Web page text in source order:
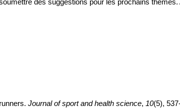
des suggestions pour les prochains
Journal of sport and health science, 10(5),